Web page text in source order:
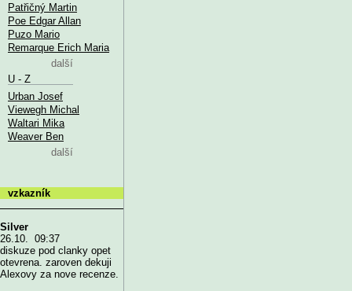
Patřičný Martin
Poe Edgar Allan
Puzo Mario
Remarque Erich Maria
další
U - Z
Urban Josef
Viewegh Michal
Waltari Mika
Weaver Ben
další
vzkazník
Silver
26.10. 09:37
diskuze pod clanky opet
otevrena. zaroven dekuji
Alexovy za nove recenze.